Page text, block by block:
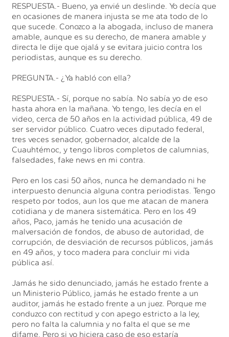
RESPUESTA.- Bueno, ya envié un deslinde. Yo decía que
en ocasiones de manera injusta se me ata todo de lo
que sucede. Conozco a la abogada, incluso de manera
amable, aunque es su derecho, de manera amable y
directa le dije que ojalá y se evitara juicio contra los
periodistas, aunque es su derecho.
PREGUNTA.- ¿Ya habló con ella?
RESPUESTA.- Sí, porque no sabía. No sabía yo de eso
hasta ahora en la mañana. Yo tengo, les decía en el
video, cerca de 50 años en la actividad pública, 49 de
ser servidor público. Cuatro veces diputado federal,
tres veces senador, gobernador, alcalde de la
Cuauhtémoc, y tengo libros completos de calumnias,
falsedades, fake news en mi contra.
Pero en los casi 50 años, nunca he demandado ni he
interpuesto denuncia alguna contra periodistas. Tengo
respeto por todos, aun los que me atacan de manera
cotidiana y de manera sistemática. Pero en los 49
años, Paco, jamás he tenido una acusación de
malversación de fondos, de abuso de autoridad, de
corrupción, de desviación de recursos públicos, jamás
en 49 años, y toco madera para concluir mi vida
pública así.
Jamás he sido denunciado, jamás he estado frente a
un Ministerio Público, jamás he estado frente a un
auditor, jamás he estado frente a un juez. Porque me
conduzco con rectitud y con apego estricto a la ley,
pero no falta la calumnia y no falta el que se me
difame. Pero si yo hiciera caso de eso estaría